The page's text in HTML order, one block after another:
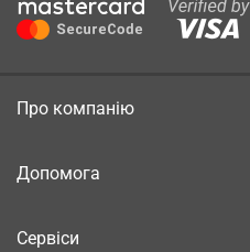
Про компанію
Допомога
Сервіси